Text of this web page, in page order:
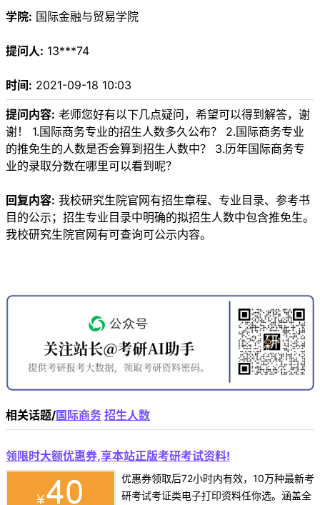
学院: 国际金融与贸易学院
提问人: 13***74
时间: 2021-09-18 10:03
提问内容: 老师您好有以下几点疑问，希望可以得到解答，谢
谢！ 1.国际商务专业的招生人数多久公布？ 2.国际商务专业
的推免生的人数是否会算到招生人数中？ 3.历年国际商务专
业的录取分数在哪里可以看到呢？
回复内容: 我校研究生院官网有招生章程、专业目录、参考书
目的公示；招生专业目录中明确的拟招生人数中包含推免生。
我校研究生院官网有可查询可公示内容。
相关话题/国际商务 招生人数
领限时大额优惠券,享本站正版考研考试资料!
优惠券领取后72小时内有效，10万种最新考
研考试考证类电子打印资料任你选。涵盖全